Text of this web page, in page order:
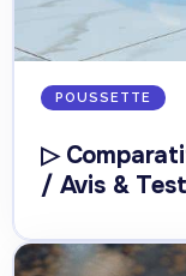
POUSSETTE
▷
/ Avis &